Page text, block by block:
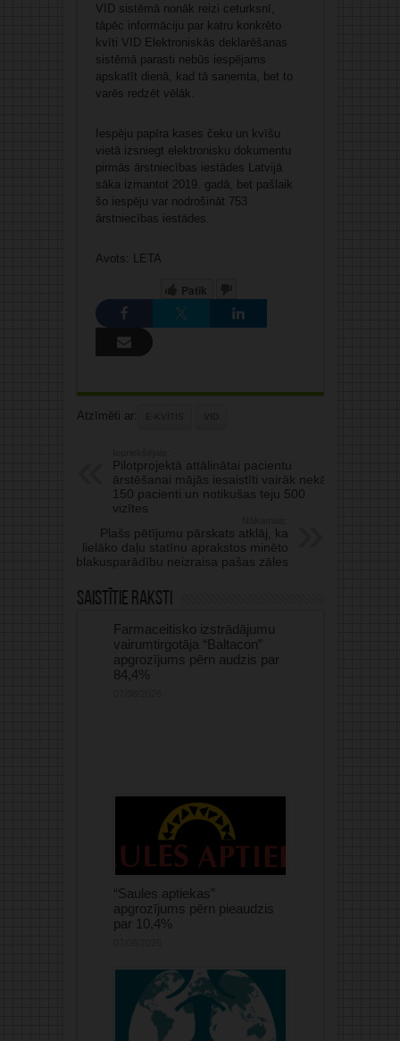
VID sistēmā nonāk reizi ceturksnī,
tāpēc informāciju par katru konkrēto
kvīti VID Elektroniskās deklarēšanas
sistēmā parasti nebūs iespējams
apskatīt dienā, kad tā saņemta, bet to
varēs redzēt vēlāk.
Iespēju papīra kases čeku un kvīšu
vietā izsniegt elektronisku dokumentu
pirmās ārstniecības iestādes Latvijā
sāka izmantot 2019. gadā, bet pašlaik
šo iespēju var nodrošināt 753
ārstniecības iestādes.
Avots: LETA
Patīk
Atzīmēti ar: E-KVĪTIS VID
Pilotprojektā attālinātai pacientu
ārstēšanai mājās iesaistīti vairāk nekā
150 pacienti un notikušas teju 500
vizītes
Plašs pētījumu pārskats atklāj, ka
lielāko daļu statīnu aprakstos minēto
blakusparādību neizraisa pašas zāles
Saistītie raksti
Farmaceitisko izstrādājumu
vairumtirgotāja “Baltacon”
apgrozījums pērn audzis par
84,4%
“Saules aptiekas”
apgrozījums pērn pieaudzis
par 10,4%